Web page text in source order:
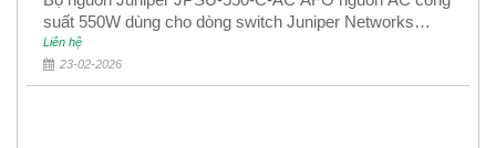
suất 550W dùng cho dòng switch Juniper Networks
EX4400
Liên hệ
23-02-2026